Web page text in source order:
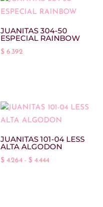
JUANITAS 304-50
ESPECIAL RAINBOW
$6.392
JUANITAS 101-04 LESS
ALTA ALGODON
$4.264 - $4.444Rango